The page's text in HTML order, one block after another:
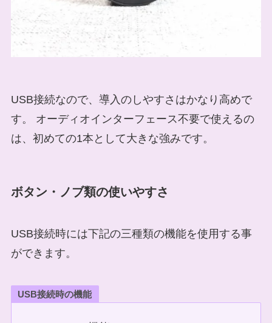
USB接続なので、導入のしやすさはかなり高めで
す。 オーディオインターフェース不要で使えるの
は、初めての1本として大きな強みです。
ボタン・ノブ類の使いやすさ
USB接続時には下記の三種類の機能を使用する事
ができます。
USB接続時の機能